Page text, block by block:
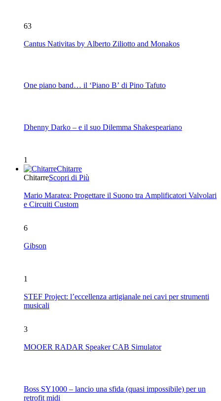
63
Cantus Nativitas by Alberto Ziliotto and Monakos
One piano band… il ‘Piano B’ di Pino Tafuto
Dhenny Darko – e il suo Dilemma Shakespeariano
1
Chitarre
ChitarreScopri di Più
Mario Maratea: Progettare il Suono tra Amplificatori Valvolari
e Circuiti Custom
6
Gibson
1
STEF Project: l’eccellenza artigianale nei cavi per strumenti
musicali
3
MOOER RADAR Speaker CAB Simulator
Boss SY1000 – lancio una sfida (quasi impossibile) per un
retrofit midi